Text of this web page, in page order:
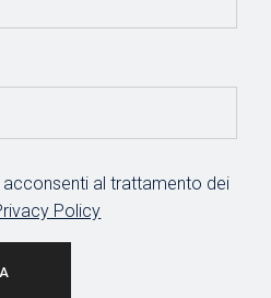
al trattamento dei
Policy